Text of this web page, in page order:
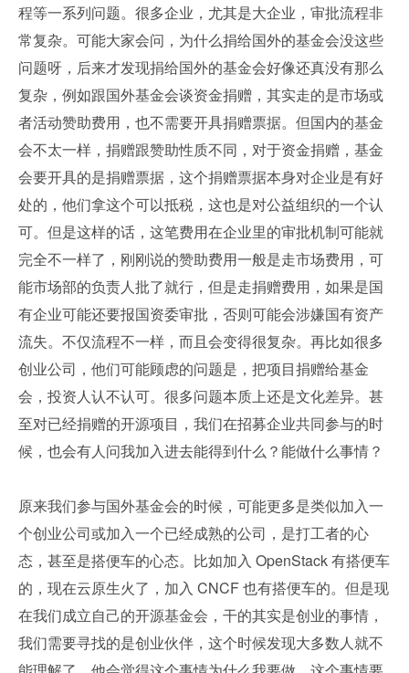
程等一系列问题。很多企业，尤其是大企业，审批流程非
常复杂。可能大家会问，为什么捐给国外的基金会没这些
问题呀，后来才发现捐给国外的基金会好像还真没有那么
复杂，例如跟国外基金会谈资金捐赠，其实走的是市场或
者活动赞助费用，也不需要开具捐赠票据。但国内的基金
会不太一样，捐赠跟赞助性质不同，对于资金捐赠，基金
会要开具的是捐赠票据，这个捐赠票据本身对企业是有好
处的，他们拿这个可以抵税，这也是对公益组织的一个认
可。但是这样的话，这笔费用在企业里的审批机制可能就
完全不一样了，刚刚说的赞助费用一般是走市场费用，可
能市场部的负责人批了就行，但是走捐赠费用，如果是国
有企业可能还要报国资委审批，否则可能会涉嫌国有资产
流失。不仅流程不一样，而且会变得很复杂。再比如很多
创业公司，他们可能顾虑的问题是，把项目捐赠给基金
会，投资人认不认可。很多问题本质上还是文化差异。甚
至对已经捐赠的开源项目，我们在招募企业共同参与的时
候，也会有人问我加入进去能得到什么？能做什么事情？
原来我们参与国外基金会的时候，可能更多是类似加入一
个创业公司或加入一个已经成熟的公司，是打工者的心
态，甚至是搭便车的心态。比如加入 OpenStack 有搭便车
的，现在云原生火了，加入 CNCF 也有搭便车的。但是现
在我们成立自己的开源基金会，干的其实是创业的事情，
我们需要寻找的是创业伙伴，这个时候发现大多数人就不